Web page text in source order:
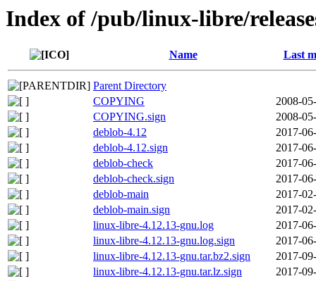
Index of /pub/linux-libre/
Name Last
Parent Directory
COPYING
2008-
COPYING.sign
2008-
deblob-4.12
2017-
deblob-4.12.sign
2017-
deblob-check
2017-
deblob-check.sign
2017-
deblob-main
2017-
deblob-main.sign
2017-
linux-libre-4.12.13-gnu.log
2017-
linux-libre-4.12.13-gnu.log.sign
2017-
linux-libre-4.12.13-gnu.tar.bz2.sign
2017-
linux-libre-4.12.13-gnu.tar.lz.sign
2017-